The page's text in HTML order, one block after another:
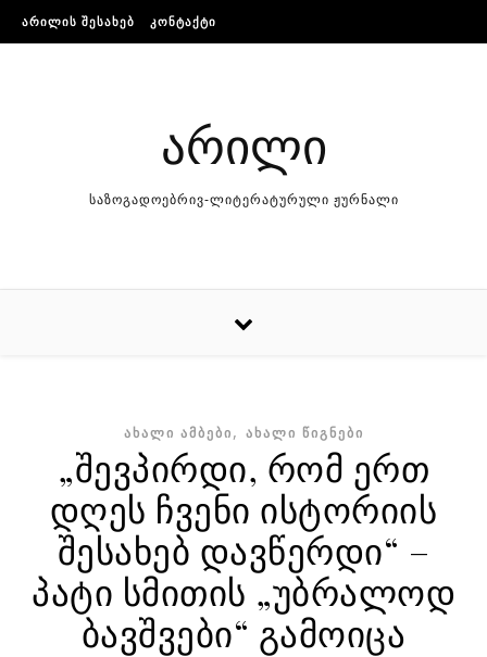
Skip to content
ᲐᲠᲘᲚᲘᲡ ᲨᲔᲡᲐᲮᲔᲑ ᲙᲝᲜᲢᲐᲥᲢᲘ
არილი
საზოგადოებრივ-ლიტერატურული ჟურნალი
ᲐᲮᲐᲚᲘ ᲐᲛᲑᲔᲑᲘ, ᲐᲮᲐᲚᲘ ᲬᲘᲒᲜᲔᲑᲘ
„შევპირდი, რომ ერთ
დღეს ჩვენი ისტორიის
შესახებ დავწერდი“ –
პატი სმითის „უბრალოდ
ბავშვები“ გამოიცა